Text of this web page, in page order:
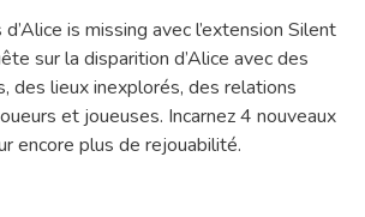
d’Alice is missing avec l’extension Silent
sur la disparition d’Alice avec des
des lieux inexplorés, des relations
et joueuses. Incarnez 4 nouveaux
encore plus de rejouabilité.